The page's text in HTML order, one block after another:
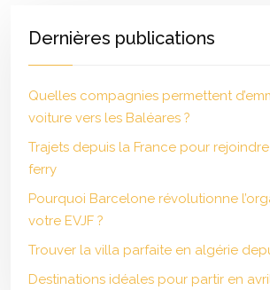
Dernières publications
Quelles compagnies permettent
voiture vers les Baléares ?
Trajets depuis la France pour
ferry
Pourquoi Barcelone révolutionne
votre EVJF ?
Trouver la villa parfaite en algérie
Destinations idéales pour partir en